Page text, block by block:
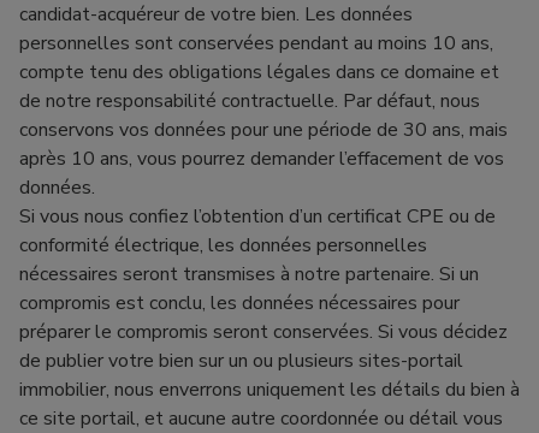
candidat-acquéreur de votre bien. Les données
personnelles sont conservées pendant au moins 10 ans,
compte tenu des obligations légales dans ce domaine et
de notre responsabilité contractuelle. Par défaut, nous
conservons vos données pour une période de 30 ans, mais
après 10 ans, vous pourrez demander l’effacement de vos
données.
Si vous nous confiez l’obtention d’un certificat CPE ou de
conformité électrique, les données personnelles
nécessaires seront transmises à notre partenaire. Si un
compromis est conclu, les données nécessaires pour
préparer le compromis seront conservées. Si vous décidez
de publier votre bien sur un ou plusieurs sites-portail
immobilier, nous enverrons uniquement les détails du bien à
ce site portail, et aucune autre coordonnée ou détail vous